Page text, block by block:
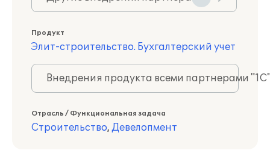
Продукт
Элит-строительство. Бухгалтерский учет
Внедрения продукта всеми партнерами
Отрасль / Функциональная задача
Строительство, Девелопмент